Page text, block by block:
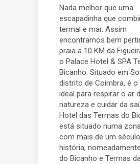
Nada melhor que uma
escapadinha que
termal e mar. Assim
encontramos bem
praia a 10 KM da
o Palace Hotel & SPA
Bicanho. Situado em
distrito de Coimbra, é o
ideal para respirar o ar
natureza e cuidar da
Hotel das Termas do
está situado numa
com mais de um
história,
do Bicanho e Termas